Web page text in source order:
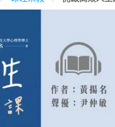
運動休閒 親子玩具